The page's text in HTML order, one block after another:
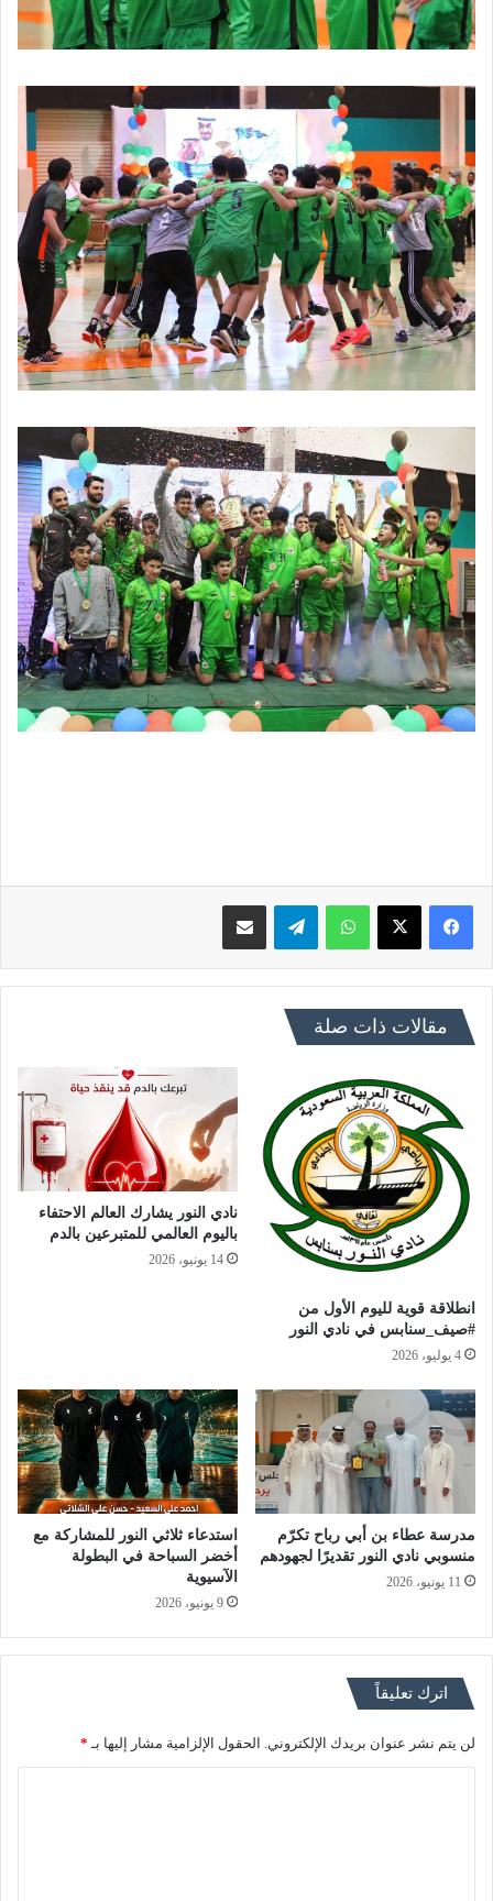
فيسبوك X واتساب تيلقرام
مقالات ذات صلة
انطلاقة قوية لليوم الأول من
#صيف_سنابس في نادي النور
4 يوليو، 2026
نادي النور يشارك العالم الاحتفاء
باليوم العالمي للمتبرعين بالدم
14 يونيو، 2026
مدرسة عطاء بن أبي رباح تكرّم
منسوبي نادي النور تقديرًا لجهودهم
11 يونيو، 2026
استدعاء ثلاثي النور للمشاركة مع
أخضر السباحة في البطولة
الآسيوية
9 يونيو، 2026
اترك تعليقاً
لن يتم نشر عنوان بريدك الإلكتروني. الحقول الإلزامية مشار إليها بـ *